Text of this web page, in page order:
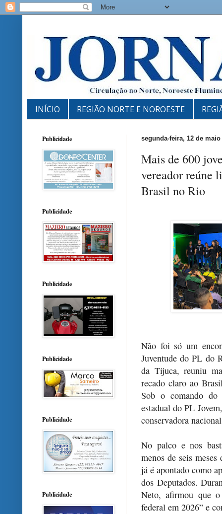
INÍCIO REGIÃO NORTE E NOROESTE
segunda-feira, 12 de maio
Mais de 600
vereador reúne
Brasil no Rio
Não foi só um
Juventude do PL do
da Tijuca, reuniu
recado claro ao
Sob o comando do
estadual do PL
conservadora
No palco e nos
menos de seis
já é apontado como
dos Deputados.
Neto, afirmou que
federal em 2026” e
Publicidade
Publicidade
Publicidade
Publicidade
Publicidade
Publicidade